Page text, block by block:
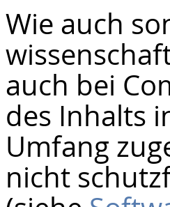
Wie auch
auch bei
des Inhalts
Umfang
nicht